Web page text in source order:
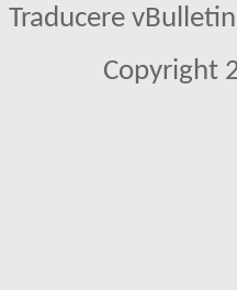
Traducere
Copyright